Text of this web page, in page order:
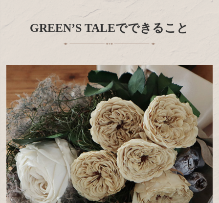
GREEN’S TALEでできること